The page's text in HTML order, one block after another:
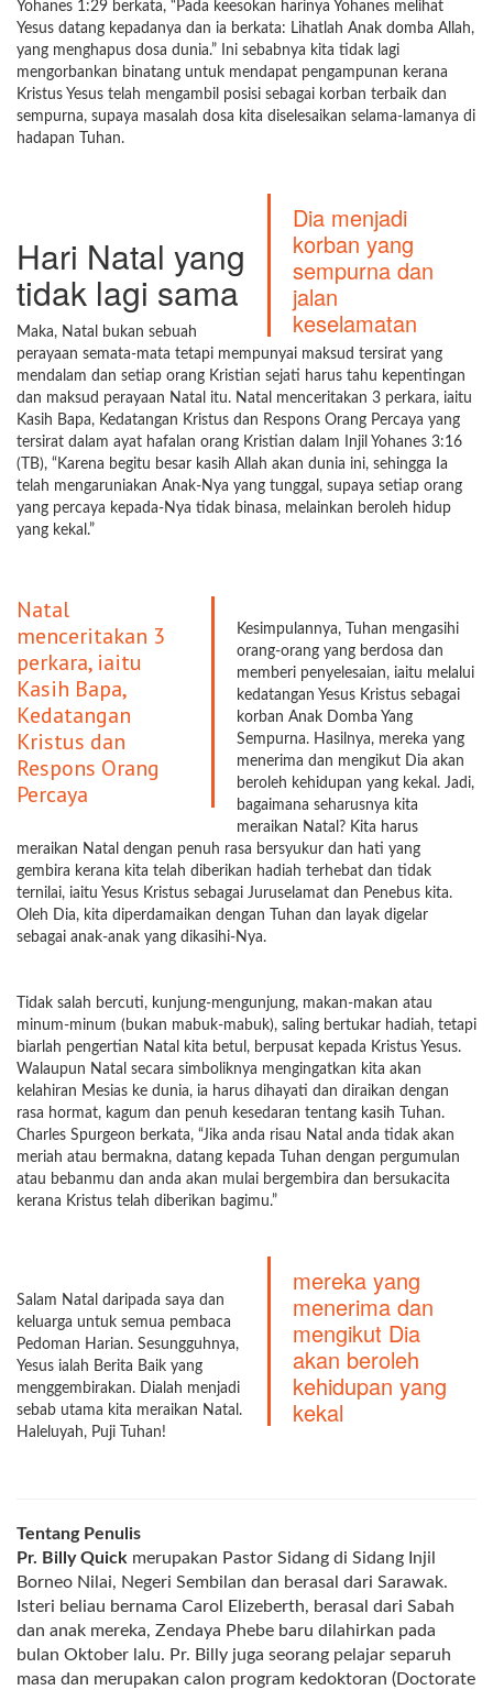
Yohanes 1:29 berkata, “Pada keesokan harinya Yohanes melihat
Yesus datang kepadanya dan ia berkata: Lihatlah Anak domba Allah,
yang menghapus dosa dunia.” Ini sebabnya kita tidak lagi
mengorbankan binatang untuk mendapat pengampunan kerana
Kristus Yesus telah mengambil posisi sebagai korban terbaik dan
sempurna, supaya masalah dosa kita diselesaikan selama-lamanya di
hadapan Tuhan.
Dia menjadi
korban yang
sempurna dan
jalan
keselamatan
Hari Natal yang
tidak lagi sama
Maka, Natal bukan sebuah
perayaan semata-mata tetapi mempunyai maksud tersirat yang
mendalam dan setiap orang Kristian sejati harus tahu kepentingan
dan maksud perayaan Natal itu. Natal menceritakan 3 perkara, iaitu
Kasih Bapa, Kedatangan Kristus dan Respons Orang Percaya yang
tersirat dalam ayat hafalan orang Kristian dalam Injil Yohanes 3:16
(TB), “Karena begitu besar kasih Allah akan dunia ini, sehingga Ia
telah mengaruniakan Anak-Nya yang tunggal, supaya setiap orang
yang percaya kepada-Nya tidak binasa, melainkan beroleh hidup
yang kekal.”
Natal
menceritakan 3
perkara, iaitu
Kasih Bapa,
Kedatangan
Kristus dan
Respons Orang
Percaya
Kesimpulannya, Tuhan mengasihi
orang-orang yang berdosa dan
memberi penyelesaian, iaitu melalui
kedatangan Yesus Kristus sebagai
korban Anak Domba Yang
Sempurna. Hasilnya, mereka yang
menerima dan mengikut Dia akan
beroleh kehidupan yang kekal. Jadi,
bagaimana seharusnya kita
meraikan Natal? Kita harus
meraikan Natal dengan penuh rasa bersyukur dan hati yang
gembira kerana kita telah diberikan hadiah terhebat dan tidak
ternilai, iaitu Yesus Kristus sebagai Juruselamat dan Penebus kita.
Oleh Dia, kita diperdamaikan dengan Tuhan dan layak digelar
sebagai anak-anak yang dikasihi-Nya.
Tidak salah bercuti, kunjung-mengunjung, makan-makan atau
minum-minum (bukan mabuk-mabuk), saling bertukar hadiah, tetapi
biarlah pengertian Natal kita betul, berpusat kepada Kristus Yesus.
Walaupun Natal secara simboliknya mengingatkan kita akan
kelahiran Mesias ke dunia, ia harus dihayati dan diraikan dengan
rasa hormat, kagum dan penuh kesedaran tentang kasih Tuhan.
Charles Spurgeon berkata, “Jika anda risau Natal anda tidak akan
meriah atau bermakna, datang kepada Tuhan dengan pergumulan
atau bebanmu dan anda akan mulai bergembira dan bersukacita
kerana Kristus telah diberikan bagimu.”
mereka yang
menerima dan
mengikut Dia
akan beroleh
kehidupan yang
kekal
Salam Natal daripada saya dan
keluarga untuk semua pembaca
Pedoman Harian. Sesungguhnya,
Yesus ialah Berita Baik yang
menggembirakan. Dialah menjadi
sebab utama kita meraikan Natal.
Haleluyah, Puji Tuhan!
Tentang Penulis
Pr. Billy Quick merupakan Pastor Sidang di Sidang Injil
Borneo Nilai, Negeri Sembilan dan berasal dari Sarawak.
Isteri beliau bernama Carol Elizeberth, berasal dari Sabah
dan anak mereka, Zendaya Phebe baru dilahirkan pada
bulan Oktober lalu. Pr. Billy juga seorang pelajar separuh
masa dan merupakan calon program kedoktoran (Doctorate